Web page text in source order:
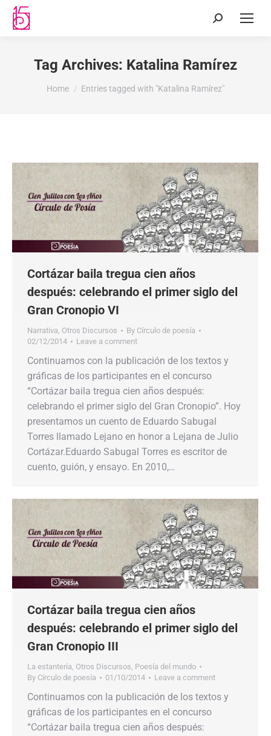
Tag Archives: Katalina Ramírez
You are here:
Home Entries tagged with "Katalina Ramírez"
Cortázar baila tregua cien años
después: celebrando el primer siglo del
Gran Cronopio VI
Narrativa, Otros Discursos By Círculo de poesía
02/12/2014
Leave a comment
Continuamos con la publicación de los textos y
gráficas de los participantes en el concurso
“Cortázar baila tregua cien años después:
celebrando el primer siglo del Gran Cronopio”. Hoy
presentamos un cuento de Eduardo Sabugal
Torres llamado Lejano en honor a Lejana de Julio
Cortázar.Eduardo Sabugal Torres es escritor de
cuento, guión, y ensayo. En 2010,…
Cortázar baila tregua cien años
después: celebrando el primer siglo del
Gran Cronopio III
La estantería, Otros Discursos, Poesía del mundo
By Círculo de poesía 01/10/2014 Leave a comment
Continuamos con la publicación de los textos y
gráficas de los participantes en el concurso
“Cortázar baila tregua cien años después: